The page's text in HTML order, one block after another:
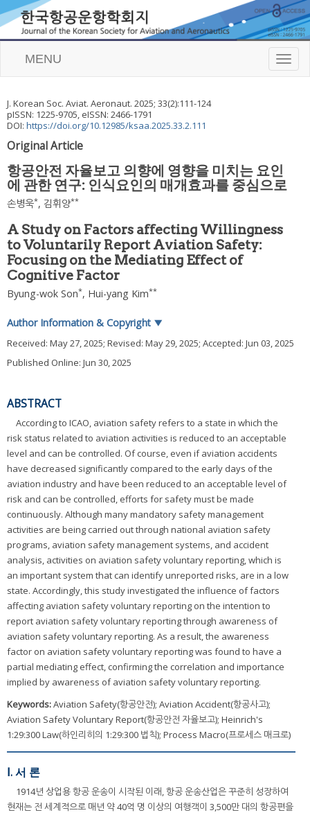
T
o
g
MENU
J. Korean Soc. Aviat. Aeronaut. 2025; 33(2):111-124
pISSN: 1225-9705, eISSN: 2466-1791
DOI: https://doi.org/10.12985/ksaa.2025.33.2.111
Original Article
항공안전 자율보고 의향에 영향을 미치는 요인
에 관한 연구: 인식요인의 매개효과를 중심으로
손병욱*, 김휘양**
A Study on Factors affecting Willingness
to Voluntarily Report Aviation Safety:
Focusing on the Mediating Effect of
Cognitive Factor
Byung-wok Son*, Hui-yang Kim**
Author Information & Copyright ▼
Received: May 27, 2025; Revised: May 29, 2025; Accepted: Jun 03, 2025
Published Online: Jun 30, 2025
ABSTRACT
According to ICAO, aviation safety refers to a state in which the
risk status related to aviation activities is reduced to an acceptable
level and can be controlled. Of course, even if aviation accidents
have decreased significantly compared to the early days of the
aviation industry and have been reduced to an acceptable level of
risk and can be controlled, efforts for safety must be made
continuously. Although many mandatory safety management
activities are being carried out through national aviation safety
programs, aviation safety management systems, and accident
analysis, activities on aviation safety voluntary reporting, which is
an important system that can identify unreported risks, are in a low
state. Accordingly, this study investigated the influence of factors
affecting aviation safety voluntary reporting on the intention to
report aviation safety voluntary reporting through awareness of
aviation safety voluntary reporting. As a result, the awareness
factor on aviation safety voluntary reporting was found to have a
partial mediating effect, confirming the correlation and importance
implied by awareness of aviation safety voluntary reporting.
Keywords:Aviation Safety(항공안전); Aviation Accident(항공사고);
Aviation Safety Voluntary Report(항공안전 자율보고); Heinrich's
1:29:300 Law(하인리히의 1:29:300 법칙); Process Macro(프로세스 매크로)
Ⅰ. 서 론
1914년 상업용 항공 운송이 시작된 이래, 항공 운송산업은 꾸준히 성장하여
현재는 전 세계적으로 매년 약 40억 명 이상의 여행객이 3,500만 대의 항공편을